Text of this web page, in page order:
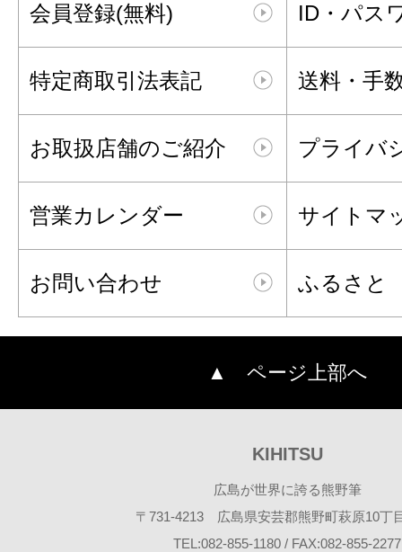
会員登録(無料) ID・パス
特定商取引法表記 送料・手
お取扱店舗のご紹介 プライバ
営業カレンダー サイトマ
お問い合わせ ふるさと
▲ ページ上部へ
KIHITSU
広島が世界に誇る熊野筆
〒731-4213 広島県安芸郡熊野町萩原10丁
TEL:082-855-1180 / FAX:082-855-2277